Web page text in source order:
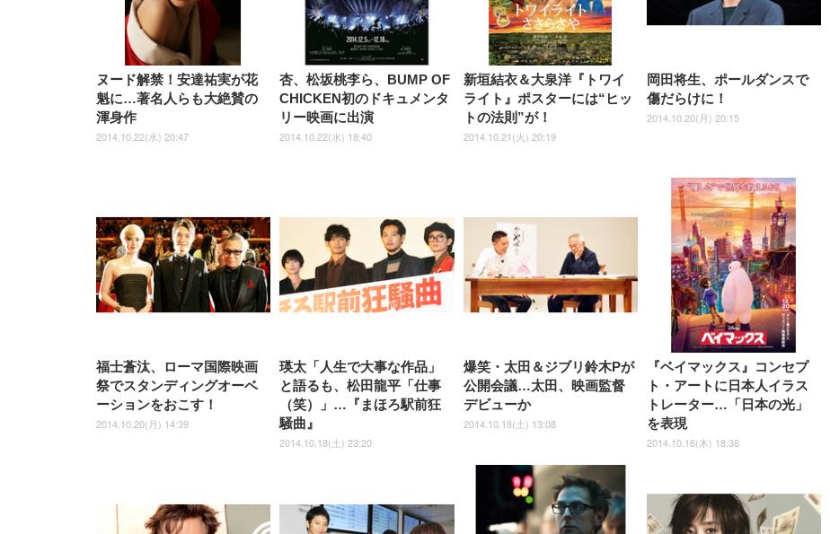
ヌード解禁！安達祐実が花
魁に…著名人らも大絶賛の
渾身作
2014.10.22(水) 20:47
杏、松坂桃李ら、BUMP OF
CHICKEN初のドキュメンタ
リー映画に出演
2014.10.22(水) 18:40
新垣結衣＆大泉洋『トワイ
ライト』ポスターには“ヒッ
トの法則”が！
2014.10.21(火) 20:19
岡田将生、ポールダンスで
傷だらけに！
2014.10.20(月) 20:15
福士蒼汰、ローマ国際映画
祭でスタンディングオーベ
ーションをおこす！
2014.10.20(月) 14:39
瑛太「人生で大事な作品」
と語るも、松田龍平「仕事
（笑）」…『まほろ駅前狂
騒曲』
2014.10.18(土) 23:20
爆笑・太田＆ジブリ鈴木Pが
公開会議…太田、映画監督
デビューか
2014.10.18(土) 13:08
『ベイマックス』コンセプ
ト・アートに日本人イラス
トレーター…「日本の光」
を表現
2014.10.16(木) 18:38